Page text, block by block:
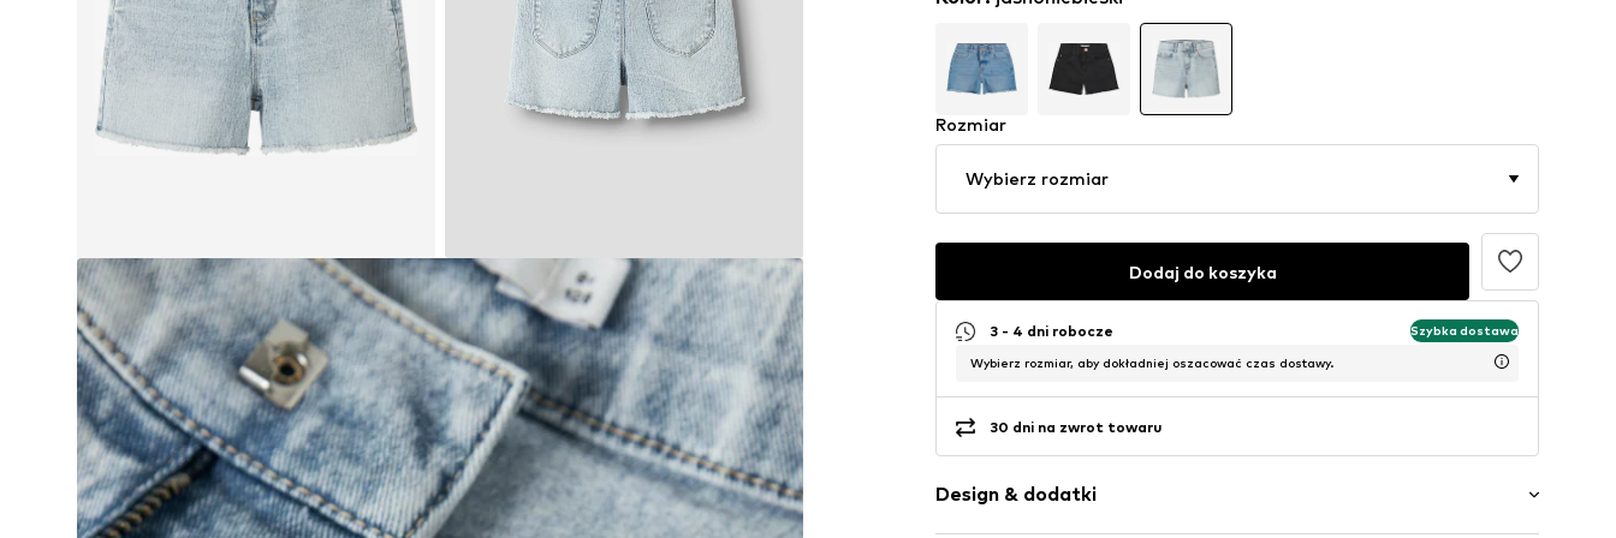
Rozmiar
Wybierz rozmiar
Dodaj do koszyka
3 - 4 dni robocze Szybka dostawa
Wybierz rozmiar, aby dokładniej oszacować czas dostawy.
30 dni na zwrot towaru
Design & dodatki